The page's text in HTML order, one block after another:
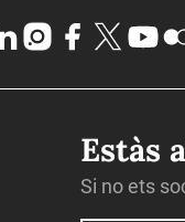
Estàs
Si no ets